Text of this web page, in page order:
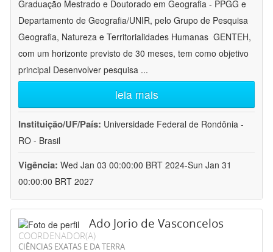
Graduação Mestrado e Doutorado em Geografia - PPGG e
Departamento de Geografia/UNIR, pelo Grupo de Pesquisa
Geografia, Natureza e Territorialidades Humanas  GENTEH,
com um horizonte previsto de 30 meses, tem como objetivo
principal Desenvolver pesquisa ...
leia mais
Instituição/UF/País: Universidade Federal de Rondônia -
RO - Brasil
Vigência: Wed Jan 03 00:00:00 BRT 2024-Sun Jan 31
00:00:00 BRT 2027
Ado Jorio de Vasconcelos
COORDENADOR(A)
CIÊNCIAS EXATAS E DA TERRA